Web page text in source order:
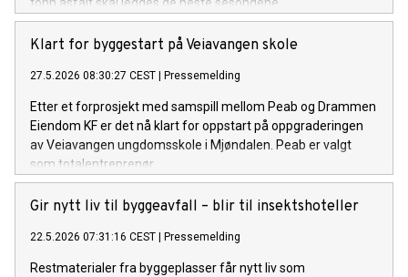
tonn asfalt skal legges de neste sesongene.
Klart for byggestart på Veiavangen skole
27.5.2026 08:30:27 CEST Pressemelding
Etter et forprosjekt med samspill mellom Peab og Drammen
Eiendom KF er det nå klart for oppstart på oppgraderingen
av Veiavangen ungdomsskole i Mjøndalen. Peab er valgt
som totalentreprenør.
Gir nytt liv til byggeavfall – blir til insektshoteller
22.5.2026 07:31:16 CEST Pressemelding
Restmaterialer fra byggeplasser får nytt liv som